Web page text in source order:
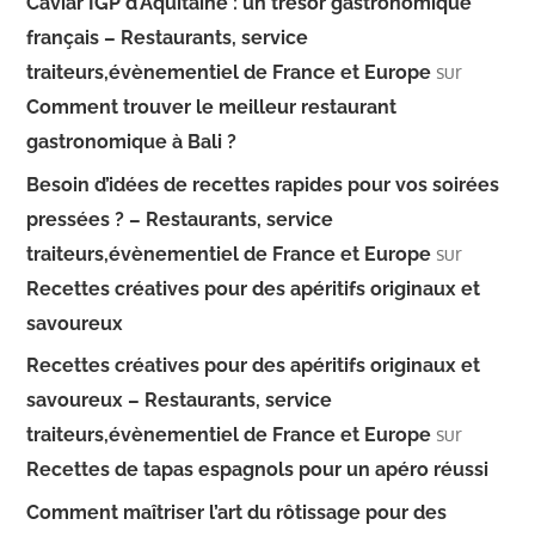
français – Restaurants, service
traiteurs,évènementiel de France et Europe sur
Comment trouver le meilleur restaurant
gastronomique à Bali ?
Besoin d’idées de recettes rapides pour vos soirées
pressées ? – Restaurants, service
traiteurs,évènementiel de France et Europe sur
Recettes créatives pour des apéritifs originaux et
savoureux
Recettes créatives pour des apéritifs originaux et
savoureux – Restaurants, service
traiteurs,évènementiel de France et Europe sur
Recettes de tapas espagnols pour un apéro réussi
Comment maîtriser l’art du rôtissage pour des